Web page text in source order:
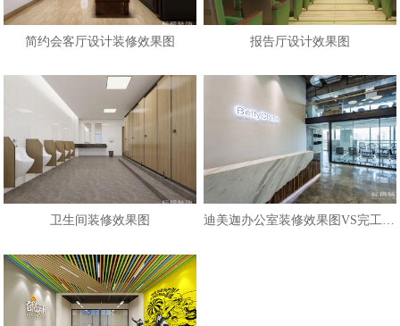
简约会客厅设计装修效果图 报告厅设计效果图
卫生间装修效果图 迪美迦办公室装修效果图VS完工照片